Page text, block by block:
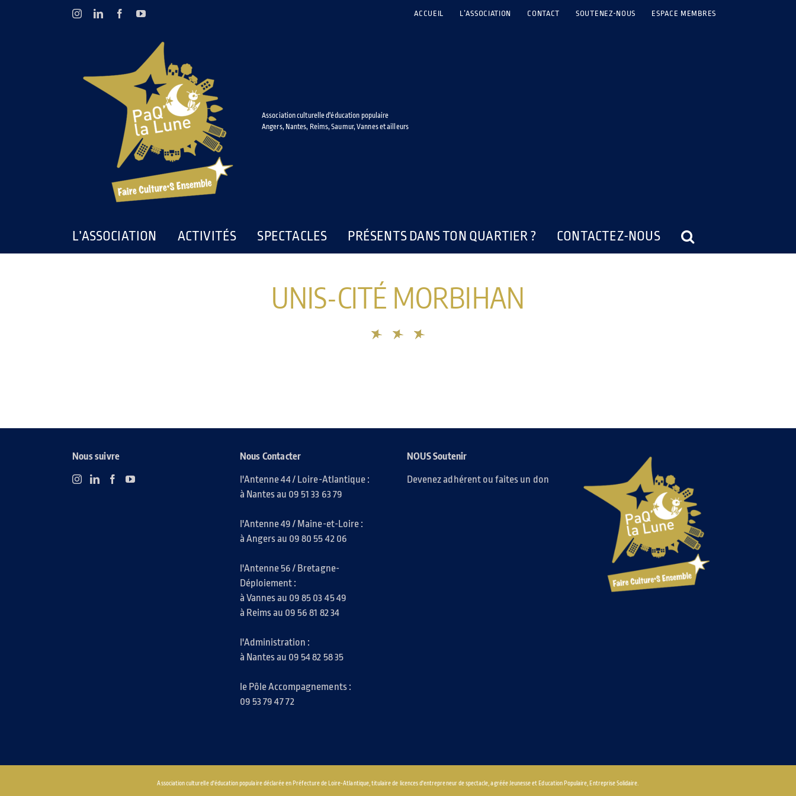
InstagramLinkedInFacebookYouTube ACCUEIL L’ASSOCIATION CONTACT SOUTENEZ-NOUS ESPACE MEMBRES
Association culturelle d'éducation populaire
Angers, Nantes, Reims, Saumur, Vannes et ailleurs
L’ASSOCIATION ACTIVITÉS SPECTACLES PRÉSENTS DANS TON QUARTIER ? CONTACTEZ-NOUS
UNIS-CITÉ MORBIHAN
Nous suivre Nous Contacter
l'Antenne 44 / Loire-Atlantique :
à Nantes au 09 51 33 63 79
l'Antenne 49 / Maine-et-Loire :
à Angers au 09 80 55 42 06
l'Antenne 56 / Bretagne-
Déploiement :
à Vannes au 09 85 03 45 49
à Reims au 09 56 81 82 34
l'Administration :
à Nantes au 09 54 82 58 35
le Pôle Accompagnements :
09 53 79 47 72
NOUS Soutenir
Devenez adhérent ou faites un don
Association culturelle d'éducation populaire déclarée en Préfecture de Loire-Atlantique, titulaire de licences d'entrepreneur de spectacle, agréée Jeunesse et Education Populaire, Entreprise Solidaire.